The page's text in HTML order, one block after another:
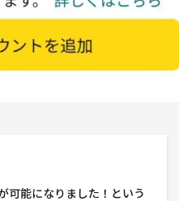
可能になりました！という